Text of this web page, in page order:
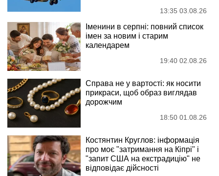
13:35 03.08.26
Іменини в серпні: повний список
імен за новим і старим
календарем
19:40 02.08.26
Справа не у вартості: як носити
прикраси, щоб образ виглядав
дорожчим
18:50 01.08.26
Костянтин Круглов: інформація
про моє "затримання на Кіпрі" і
"запит США на екстрадицію" не
відповідає дійсності